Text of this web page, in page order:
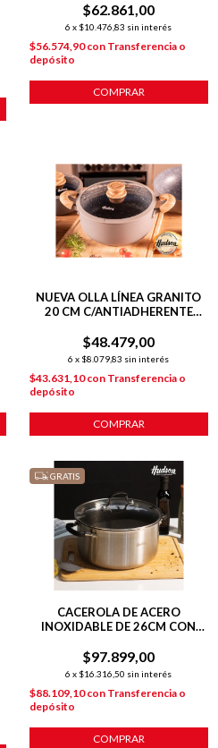
$62.861,00
6 x $10.476,83 sin interés
$56.574,90con Transferencia o
depósito
COMPRAR
NUEVA OLLA LÍNEA GRANITO
20 CM C/ANTIADHERENTE
$48.479,00
6 x $8.079,83 sin interés
$43.631,10con Transferencia o
depósito
COMPRAR
GRATIS
CACEROLA DE ACERO
INOXIDABLE DE 26CM CON
$97.899,00
6 x $16.316,50 sin interés
$88.109,10con Transferencia o
depósito
COMPRAR